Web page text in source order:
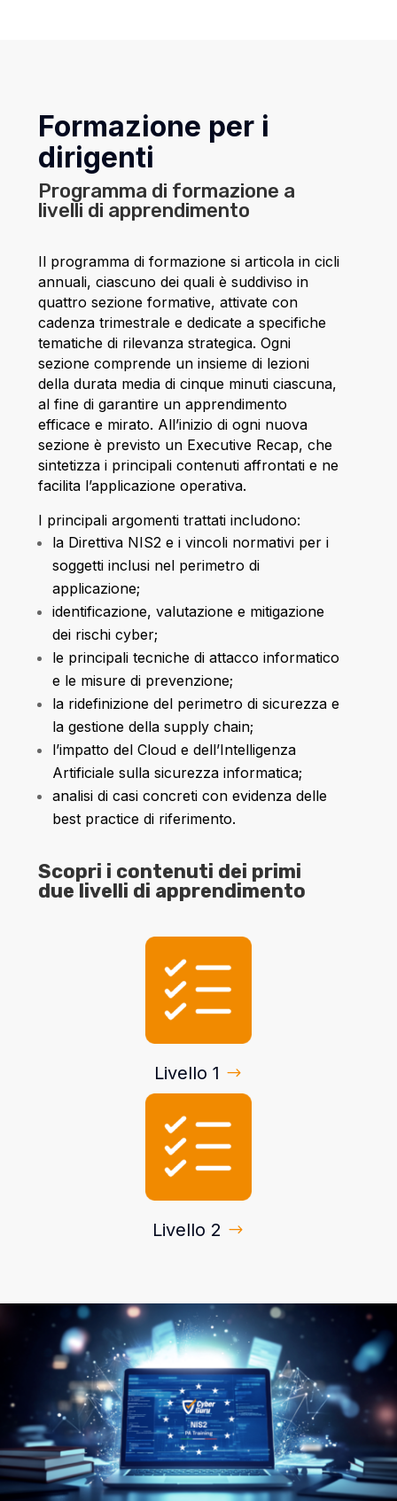
Formazione per i
dirigenti
Programma di formazione a
livelli di apprendimento
Il programma di formazione si articola in cicli
annuali, ciascuno dei quali è suddiviso in
quattro sezione formative, attivate con
cadenza trimestrale e dedicate a specifiche
tematiche di rilevanza strategica. Ogni
sezione comprende un insieme di lezioni
della durata media di cinque minuti ciascuna,
al fine di garantire un apprendimento
efficace e mirato. All’inizio di ogni nuova
sezione è previsto un Executive Recap, che
sintetizza i principali contenuti affrontati e ne
facilita l’applicazione operativa.
I principali argomenti trattati includono:
la Direttiva NIS2 e i vincoli normativi per i
soggetti inclusi nel perimetro di
applicazione;
identificazione, valutazione e mitigazione
dei rischi cyber;
le principali tecniche di attacco informatico
e le misure di prevenzione;
la ridefinizione del perimetro di sicurezza e
la gestione della supply chain;
l’impatto del Cloud e dell’Intelligenza
Artificiale sulla sicurezza informatica;
analisi di casi concreti con evidenza delle
best practice di riferimento.
Scopri i contenuti dei primi
due livelli di apprendimento
Livello 1
Livello 2